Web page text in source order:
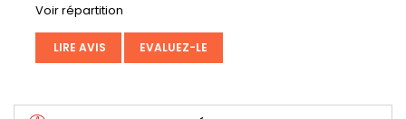
Voir répartition
LIRE AVIS EVALUEZ-LE